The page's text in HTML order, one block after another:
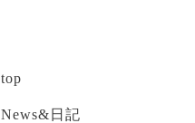
top
News&日記